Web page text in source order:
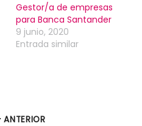
Gestor/a de empresas
para Banca Santander
9 junio, 2020
Entrada similar
ANTERIOR